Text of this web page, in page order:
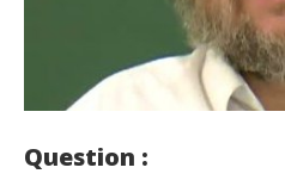
Question :